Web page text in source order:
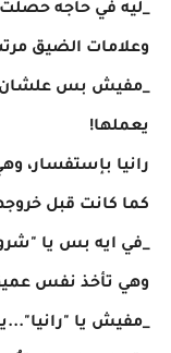
_ليه في حاجه
وعلامات الضيق
_مفيش بس علشان
يعملها!
رانيا بإستفسار،
كما كانت قبل
_في ايه بس يا
وهي تأخذ نفس
_مفيش يا